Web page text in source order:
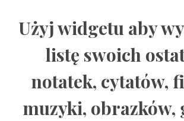
Użyj widgetu aby
listę swoich
notatek, cytatów,
muzyki,